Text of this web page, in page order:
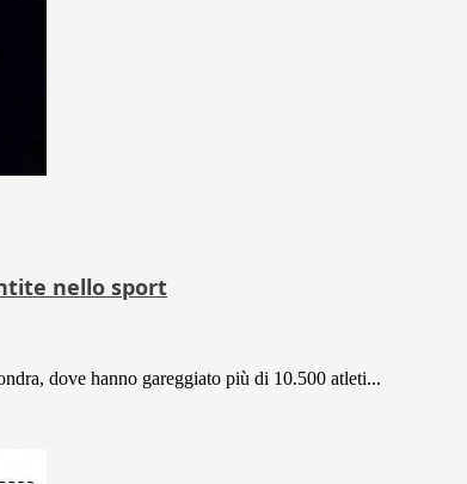
nello sport
dove hanno gareggiato più di 10.500 atleti...